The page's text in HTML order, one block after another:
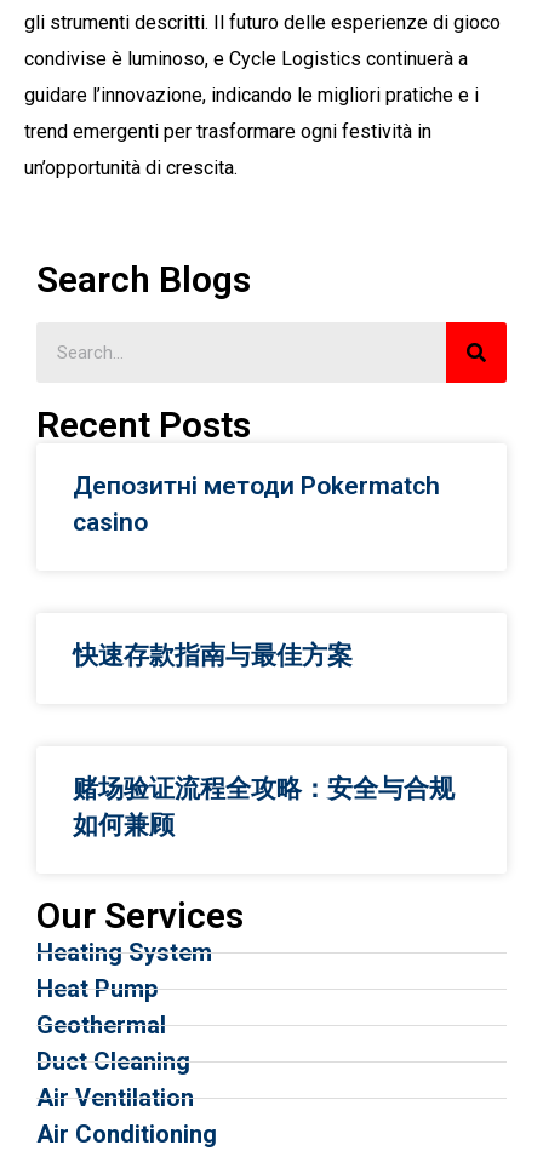
gli strumenti descritti. Il futuro delle esperienze di gioco
condivise è luminoso, e Cycle Logistics continuerà a
guidare l’innovazione, indicando le migliori pratiche e i
trend emergenti per trasformare ogni festività in
un’opportunità di crescita.
Search Blogs
Recent Posts
Депозитні методи Pokermatch
casino
快速存款指南与最佳方案
赌场验证流程全攻略：安全与合规
如何兼顾
Our Services
Heating System
Heat Pump
Geothermal
Duct Cleaning
Air Ventilation
Air Conditioning